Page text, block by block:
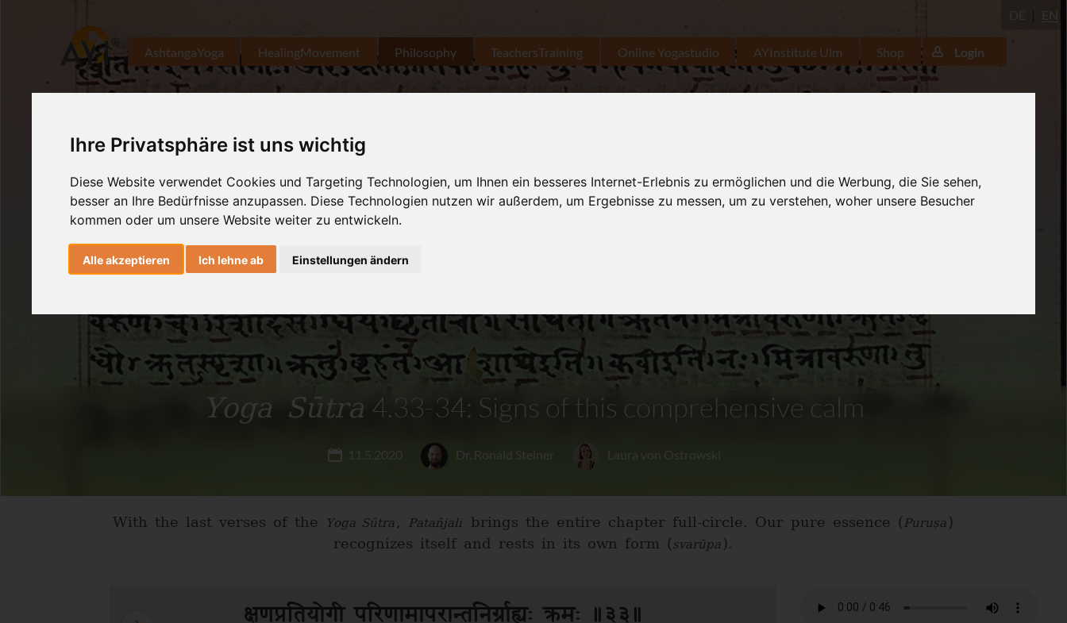
Ihre Privatsphäre ist uns wichtig
Diese Website verwendet Cookies und Targeting Technologien, um Ihnen ein besseres Internet-Erlebnis zu ermöglichen und die Werbung, die Sie sehen,
besser an Ihre Bedürfnisse anzupassen. Diese Technologien nutzen wir außerdem, um Ergebnisse zu messen, um zu verstehen, woher unsere Besucher
kommen oder um unsere Website weiter zu entwickeln.
Alle akzeptieren Ich lehne ab Einstellungen ändern
EN
AshtangaYoga HealingMovement Philosophy TeachersTraining Online Yogastudio AYInstitute Ulm Shop Login
Yoga Sūtra 4.33-34: Signs of this comprehensive calm
11.5.2020 Dr. Ronald Steiner Laura von Ostrowski
With the last verses of the Yoga Sūtra, Patañjali brings the entire chapter full-circle. Our pure essence (Puruṣa)
recognizes itself and rests in its own form (svarūpa).